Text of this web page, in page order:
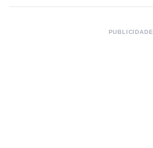
PUBLICIDADE